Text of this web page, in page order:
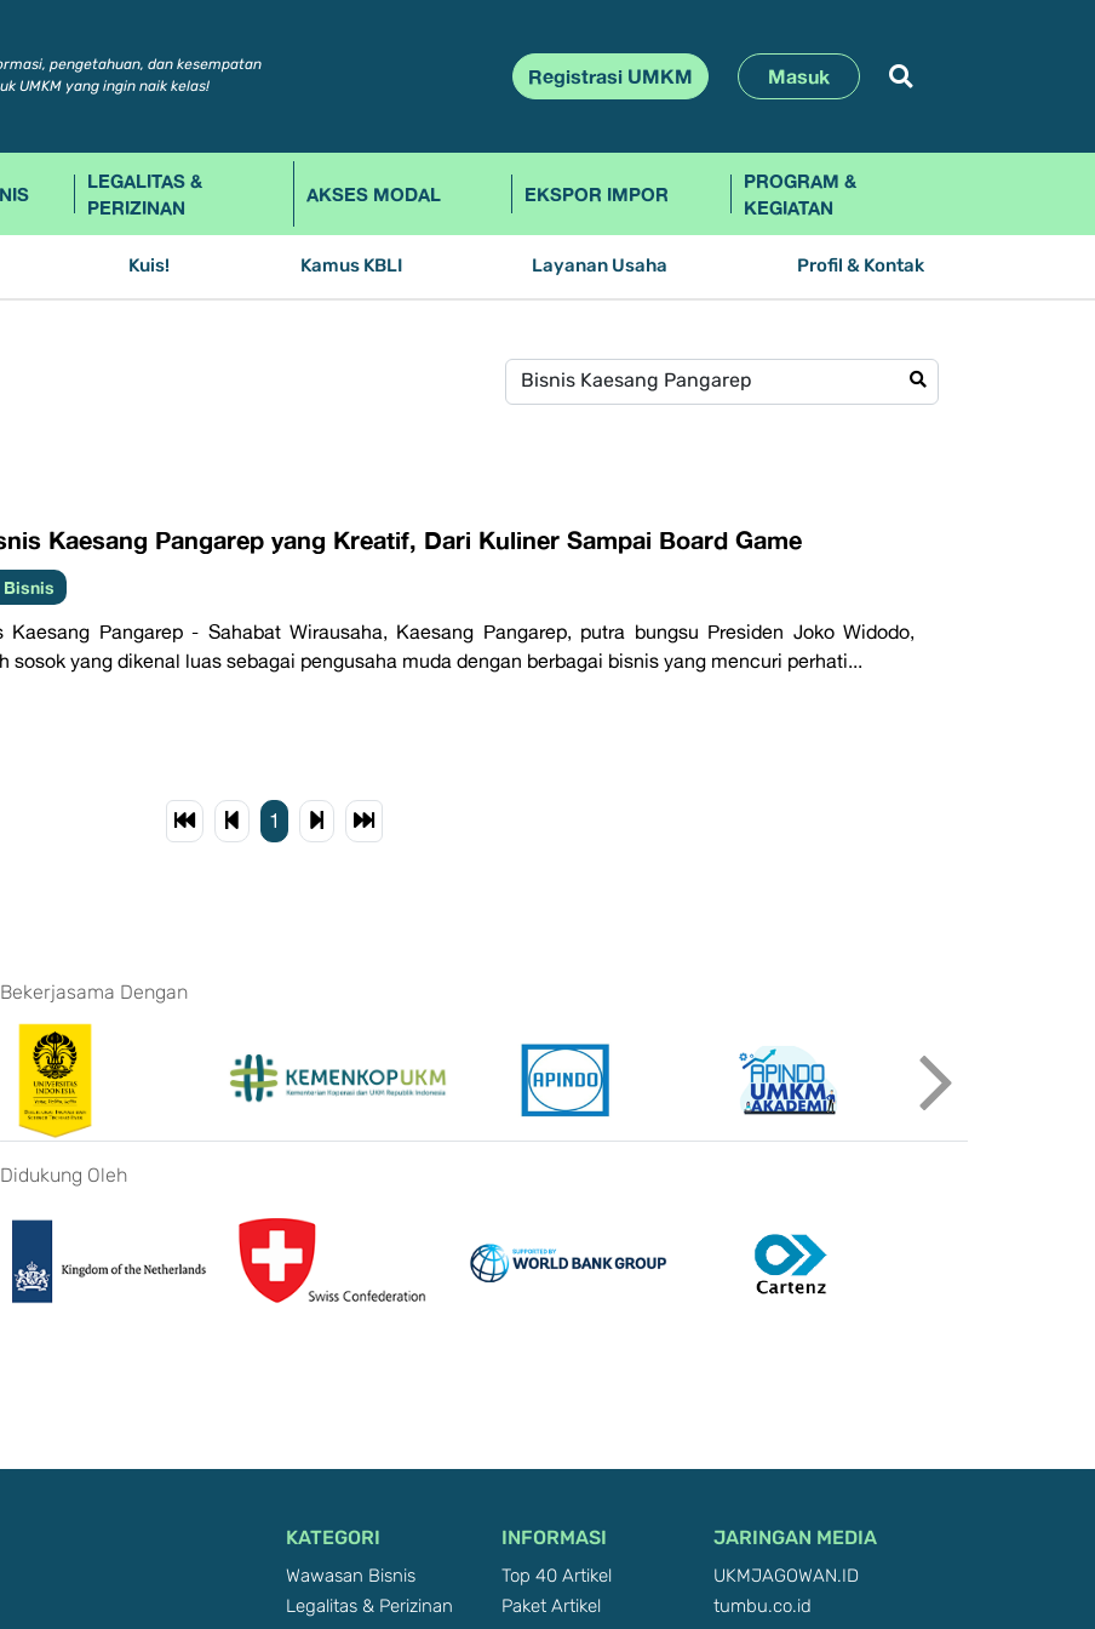
pengetahuan, dan kesempatan
UMKM yang ingin naik kelas!
Registrasi UMKM Masuk
LEGALITAS &
PERIZINAN
AKSES MODAL EKSPOR IMPOR
PROGRAM &
KEGIATAN
Kuis! Kamus KBLI Layanan Usaha Profil & Kontak
Kaesang Pangarep yang Kreatif, Dari Kuliner Sampai Board Game
Kaesang Pangarep - Sahabat Wirausaha, Kaesang Pangarep, putra bungsu Presiden Joko Widodo,
sosok yang dikenal luas sebagai pengusaha muda dengan berbagai bisnis yang mencuri perhati...
1
Bekerjasama Dengan
Didukung Oleh
KATEGORI
Wawasan Bisnis
Legalitas & Perizinan
INFORMASI
Top 40 Artikel
Paket Artikel
JARINGAN MEDIA
UKMJAGOWAN.ID
tumbu.co.id